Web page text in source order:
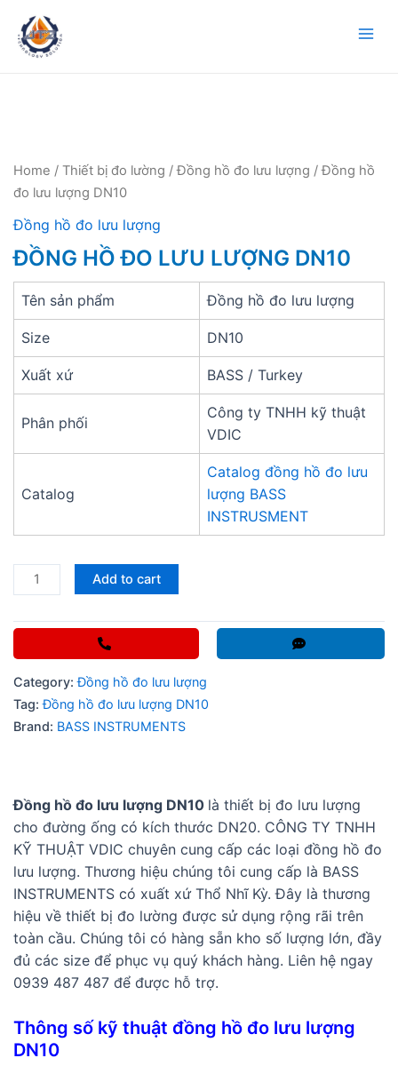
Home / Thiết bị đo lường /Đồng hồ đo lưu lượng / Đồng hồ
đo lưu lượng DN10
Đồng hồ đo lưu lượng
ĐỒNG HỒ ĐO LƯU LƯỢNG DN10
Tên sản phẩm Đồng hồ đo lưu lượng
Size DN10
Xuất xứ BASS / Turkey
Phân phối
Công ty TNHH kỹ thuật
VDIC
Catalog
Catalog đồng hồ đo lưu
lượng BASS
INSTRUSMENT
Đồng
hồ
đo
lượng
DN10
quantity
Add to cart
Category:Đồng hồ đo lưu lượng
Tag:Đồng hồ đo lưu lượng DN10
Brand: BASS INSTRUMENTS
Đồng hồ đo lưu lượng DN10 là thiết bị đo lưu lượng
cho đường ống có kích thước DN20. CÔNG TY TNHH
KỸ THUẬT VDIC chuyên cung cấp các loại đồng hồ đo
lưu lượng. Thương hiệu chúng tôi cung cấp là BASS
INSTRUMENTS có xuất xứ Thổ Nhĩ Kỳ. Đây là thương
hiệu về thiết bị đo lường được sử dụng rộng rãi trên
toàn cầu. Chúng tôi có hàng sẵn kho số lượng lớn, đầy
đủ các size để phục vụ quý khách hàng. Liên hệ ngay
0939 487 487 để được hỗ trợ.
Thông số kỹ thuật đồng hồ đo lưu lượng
DN10